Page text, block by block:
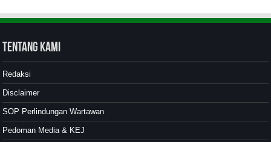
Tentang Kami
Redaksi
Disclaimer
SOP Perlindungan Wartawan
Pedoman Media & KEJ